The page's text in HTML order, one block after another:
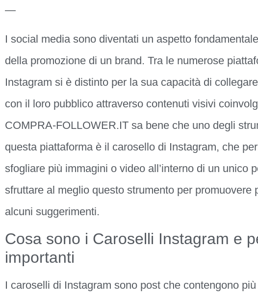
—
I social media sono diventati un aspetto
della promozione di un brand. Tra le numerose
Instagram si è distinto per la sua capacità di
con il loro pubblico attraverso contenuti visivi
COMPRA-FOLLOWER.IT sa bene che uno degli
questa piattaforma è il carosello di Instagram, che
sfogliare più immagini o video all’interno di un unico
sfruttare al meglio questo strumento per promuovere
alcuni suggerimenti.
Cosa sono i Caroselli Instagram e
importanti
I caroselli di Instagram sono post che contengono